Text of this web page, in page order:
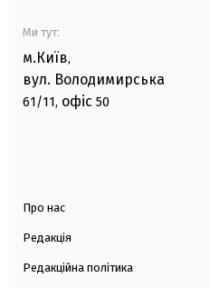
Ми тут:
м.Київ,
вул. Володимирська
61/11, офіс 50
Про нас
Редакція
Редакційна політика